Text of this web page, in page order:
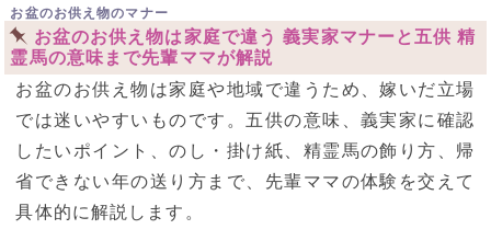
お盆のお供え物のマナー
お盆のお供え物は家庭で違う 義実家マナーと五供 精
霊馬の意味まで先輩ママが解説
お盆のお供え物は家庭や地域で違うため、嫁いだ立場
では迷いやすいものです。五供の意味、義実家に確認
したいポイント、のし・掛け紙、精霊馬の飾り方、帰
省できない年の送り方まで、先輩ママの体験を交えて
具体的に解説します。